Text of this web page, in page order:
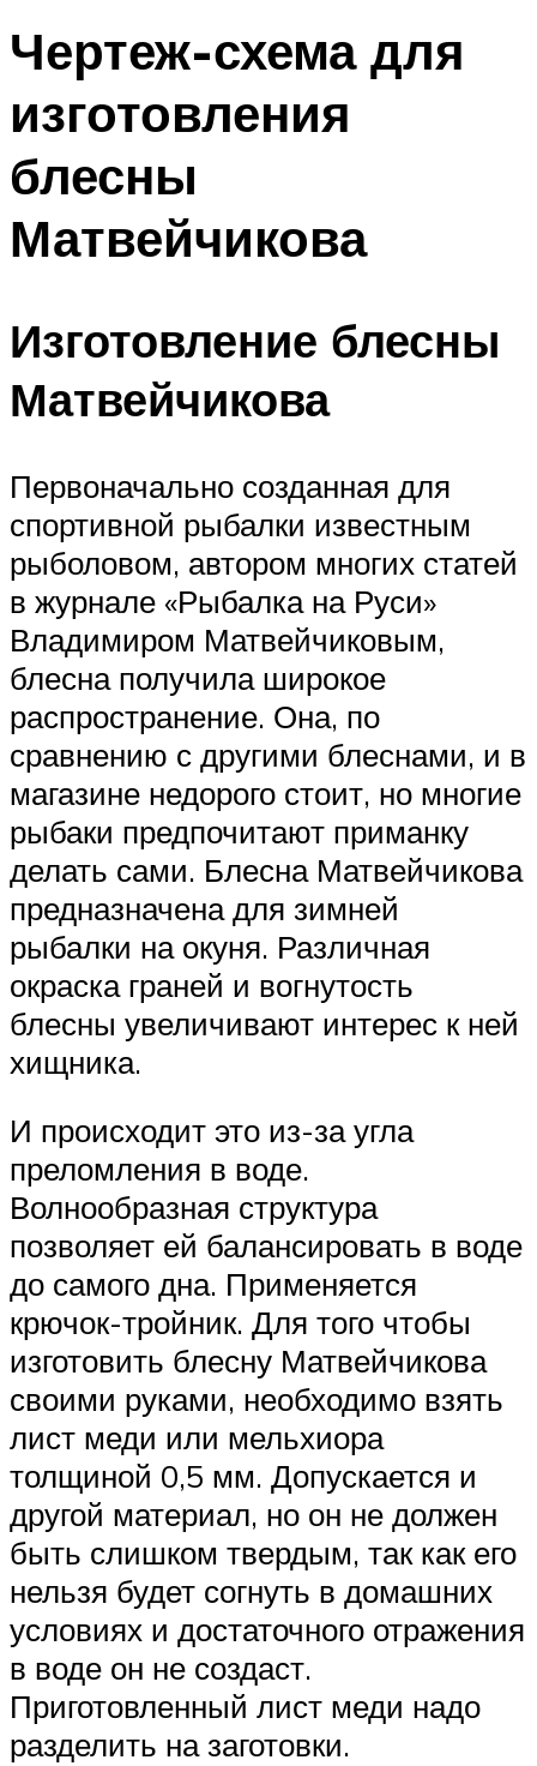
Чертеж-схема для
изготовления
блесны
Матвейчикова
Изготовление блесны
Матвейчикова
Первоначально созданная для
спортивной рыбалки известным
рыболовом, автором многих статей
в журнале «Рыбалка на Руси»
Владимиром Матвейчиковым,
блесна получила широкое
распространение. Она, по
сравнению с другими блеснами, и в
магазине недорого стоит, но многие
рыбаки предпочитают приманку
делать сами. Блесна Матвейчикова
предназначена для зимней
рыбалки на окуня. Различная
окраска граней и вогнутость
блесны увеличивают интерес к ней
хищника.
И происходит это из-за угла
преломления в воде.
Волнообразная структура
позволяет ей балансировать в воде
до самого дна. Применяется
крючок-тройник. Для того чтобы
изготовить блесну Матвейчикова
своими руками, необходимо взять
лист меди или мельхиора
толщиной 0,5 мм. Допускается и
другой материал, но он не должен
быть слишком твердым, так как его
нельзя будет согнуть в домашних
условиях и достаточного отражения
в воде он не создаст.
Приготовленный лист меди надо
разделить на заготовки.